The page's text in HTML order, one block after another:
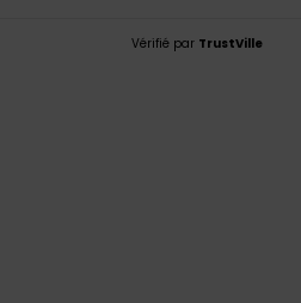
Vérifié par TrustVille